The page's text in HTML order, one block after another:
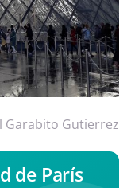
Garabito Gutierrez
de París